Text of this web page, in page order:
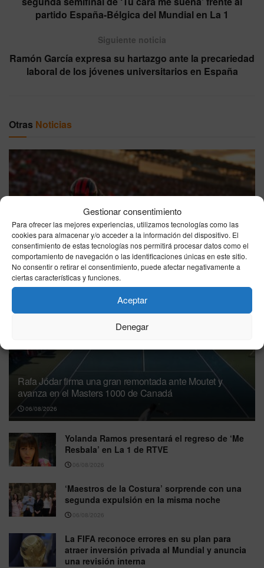
Gestionar consentimiento
Para ofrecer las mejores experiencias, utilizamos tecnologías como las
cookies para almacenar y/o acceder a la información del dispositivo. El
consentimiento de estas tecnologías nos permitirá procesar datos como el
comportamiento de navegación o las identificaciones únicas en este sitio.
No consentir o retirar el consentimiento, puede afectar negativamente a
ciertas características y funciones.
Aceptar
Denegar
partido España-Bélgica del Mundial en La 1
Siguiente noticia
Ramón García expresa su hartazgo ante la precariedad
laboral de los jóvenes universitarios en España
Otras Noticias
GP de Gran Bretaña de MotoGP 2026: horarios y dónde
ver en directo la carrera de Silverstone
06/08/2026
Rafa Jódar firma una gran remontada ante Moutet y
avanza en el Masters 1000 de Canadá
06/08/2026
Yolanda Ramos presentará el regreso de ‘Me
Resbala’ en La 1 de RTVE
06/08/2026
‘Maestros de la Costura’ sorprende con una
segunda expulsión en la misma noche
06/08/2026
La FIFA reconoce errores en su plan para
atraer inversión privada al Mundial y anuncia
una revisión interna